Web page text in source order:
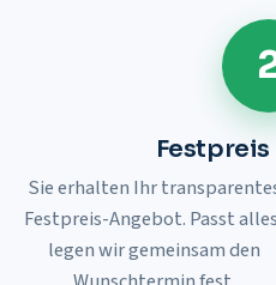
Festpreis
Sie erhalten Ihr
Festpreis-Angebot. Passt
legen wir gemeinsam den